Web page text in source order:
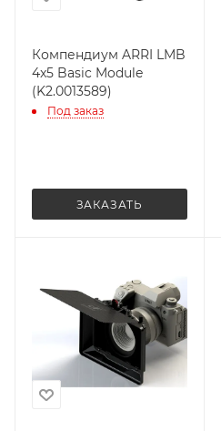
Компендиум ARRI LMB
4x5 Basic Module
(K2.0013589)
Под заказ
ЗАКАЗАТЬ